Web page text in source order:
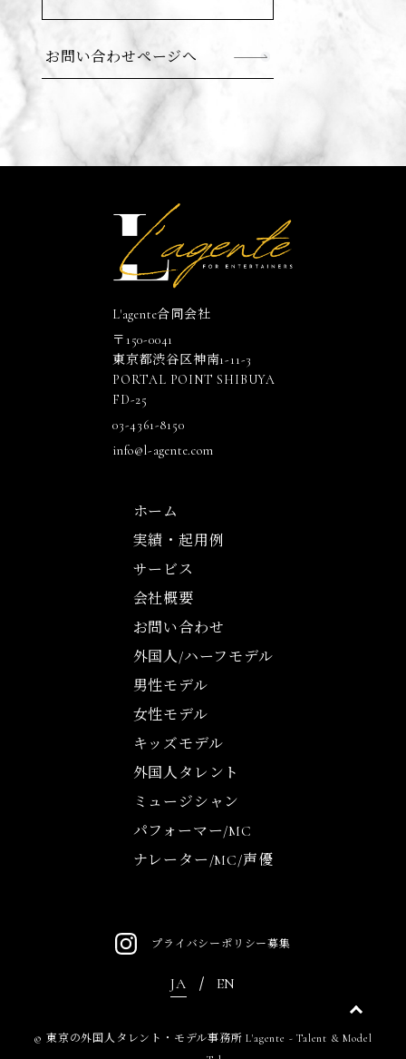
お問い合わせページへ
L'agente合同会社
〒150-0041
東京都渋谷区神南1-11-3
PORTAL POINT SHIBUYA
FD-25
03-4361-8150
info@l-agente.com
ホーム
実績・起用例
サービス
会社概要
お問い合わせ
外国人/ハーフモデル
男性モデル
女性モデル
キッズモデル
外国人タレント
ミュージシャン
パフォーマー/MC
ナレーター/MC/声優
プライバシーポリシー募集
JA EN
©東京の外国人タレント・モデル事務所 L'agente - Talent & Model